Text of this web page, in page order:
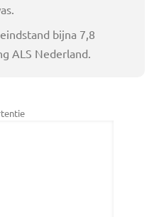
bijna 7,8
ALS Nederland.